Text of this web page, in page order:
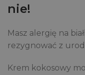
nie!
Masz alergię na
rezygnować z
Krem kokosowy